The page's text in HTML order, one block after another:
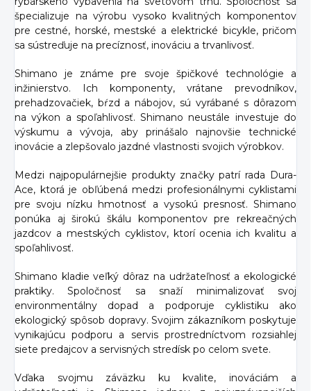
špecializuje na výrobu vysoko kvalitných komponentov
pre cestné, horské, mestské a elektrické bicykle, pričom
sa sústreďuje na precíznosť, inováciu a trvanlivosť.
Shimano je známe pre svoje špičkové technológie a
inžinierstvo. Ich komponenty, vrátane prevodníkov,
prehadzovačiek, bŕzd a nábojov, sú vyrábané s dôrazom
na výkon a spoľahlivosť. Shimano neustále investuje do
výskumu a vývoja, aby prinášalo najnovšie technické
inovácie a zlepšovalo jazdné vlastnosti svojich výrobkov.
Medzi najpopulárnejšie produkty značky patrí rada Dura-
Ace, ktorá je obľúbená medzi profesionálnymi cyklistami
pre svoju nízku hmotnosť a vysokú presnosť. Shimano
ponúka aj širokú škálu komponentov pre rekreačných
jazdcov a mestských cyklistov, ktorí ocenia ich kvalitu a
spoľahlivosť.
Shimano kladie veľký dôraz na udržateľnosť a ekologické
praktiky. Spoločnosť sa snaží minimalizovať svoj
environmentálny dopad a podporuje cyklistiku ako
ekologický spôsob dopravy. Svojim zákazníkom poskytuje
vynikajúcu podporu a servis prostredníctvom rozsiahlej
siete predajcov a servisných stredísk po celom svete.
Vďaka svojmu záväzku ku kvalite, inováciám a